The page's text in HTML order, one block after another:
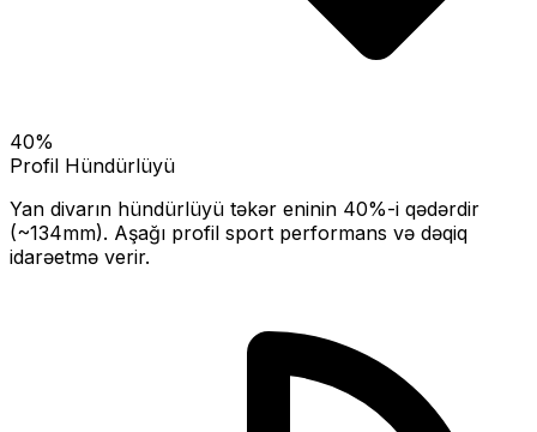
40%
Profil Hündürlüyü
Yan divarın hündürlüyü təkər eninin 40%-i qədərdir
(~134mm). Aşağı profil sport performans və dəqiq
idarəetmə verir.